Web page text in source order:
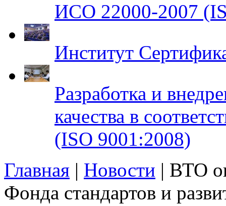
ИСО 22000-2007
Институт
Разработка и
качества в
(ISO 9001:2008)
Главная | Новости | ВТО
Фонда стандартов и